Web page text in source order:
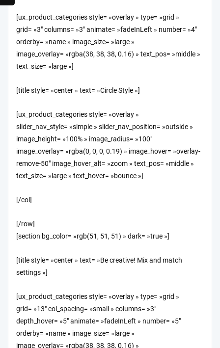
[ux_product_categories style= »overlay » type= »grid »
grid= »3″ columns= »3″ animate= »fadeInLeft » number= »4″
orderby= »name » image_size= »large »
image_overlay= »rgba(38, 38, 38, 0.16) » text_pos= »middle »
text_size= »large »]
[title style= »center » text= »Circle Style »]
[ux_product_categories style= »overlay »
slider_nav_style= »simple » slider_nav_position= »outside »
image_height= »100% » image_radius= »100″
image_overlay= »rgba(0, 0, 0, 0.19) » image_hover= »overlay-
remove-50″ image_hover_alt= »zoom » text_pos= »middle »
text_size= »large » text_hover= »bounce »]
[/col]
[/row]
[section bg_color= »rgb(51, 51, 51) » dark= »true »]
[title style= »center » text= »Be creative! Mix and match
settings »]
[ux_product_categories style= »overlay » type= »grid »
grid= »13″ col_spacing= »small » columns= »3″
depth_hover= »5″ animate= »fadeInLeft » number= »5″
orderby= »name » image_size= »large »
image_overlay= »rgba(38, 38, 38, 0.16) »